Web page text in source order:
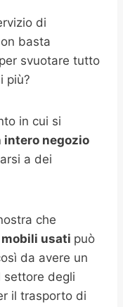
di
basta
svuotare tutto
più?
in cui si
intero negozio
a dei
che
mobili usati può
da avere un
settore degli
il trasporto di